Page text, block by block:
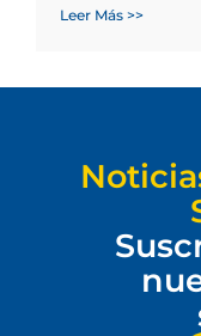
Leer Más >>